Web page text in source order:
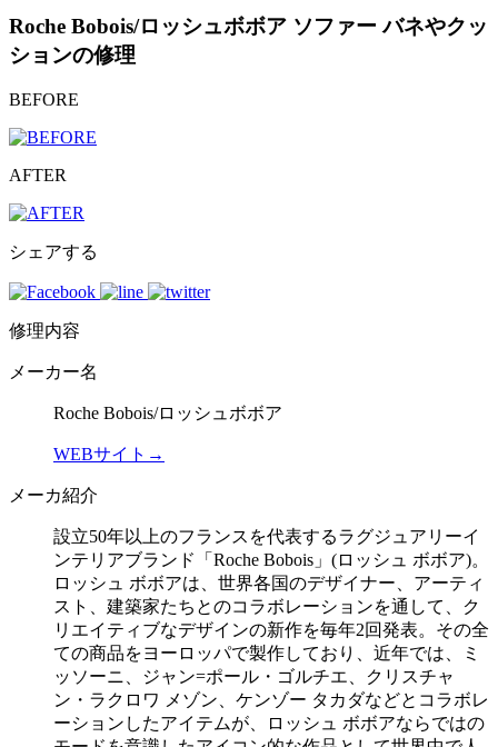
Roche Bobois/ロッシュボボア ソファー バネやクッ
ションの修理
BEFORE
AFTER
シェアする
修理内容
メーカー名
Roche Bobois/ロッシュボボア
WEBサイト→
メーカ紹介
設立50年以上のフランスを代表するラグジュアリーイ
ンテリアブランド「Roche Bobois」(ロッシュ ボボア)。
ロッシュ ボボアは、世界各国のデザイナー、アーティ
スト、建築家たちとのコラボレーションを通して、ク
リエイティブなデザインの新作を毎年2回発表。その全
ての商品をヨーロッパで製作しており、近年では、ミ
ッソーニ、ジャン=ポール・ゴルチエ、クリスチャ
ン・ラクロワ メゾン、ケンゾー タカダなどとコラボレ
ーションしたアイテムが、ロッシュ ボボアならではの